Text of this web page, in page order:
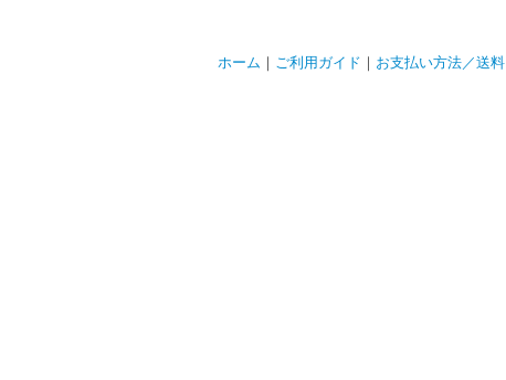
ホーム ｜ ご利用ガイド ｜ お支払い方法／送料